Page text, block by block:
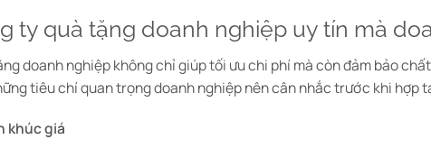
ty quà tặng doanh nghiệp uy tín mà
doanh nghiệp không chỉ giúp tối ưu chi phí mà còn đảm bảo
tiêu chí quan trọng doanh nghiệp nên cân nhắc trước khi hợp
khúc giá